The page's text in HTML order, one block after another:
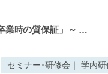
業時の質保証」～ …
セミナー･研修会｜ 学内研